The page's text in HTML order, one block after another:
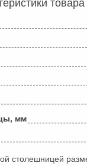
товара
мм
столешницей